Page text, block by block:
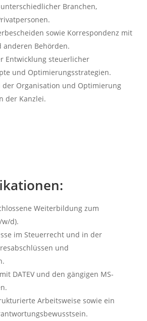
Branchen,
sowie Korrespondenz mit
anderen Behörden.
Entwicklung steuerlicher
und Optimierungsstrategien.
der Organisation und Optimierung
der Kanzlei.
Weiterbildung zum
d).
im Steuerrecht und in der
und
DATEV und den gängigen MS-
Arbeitsweise sowie ein